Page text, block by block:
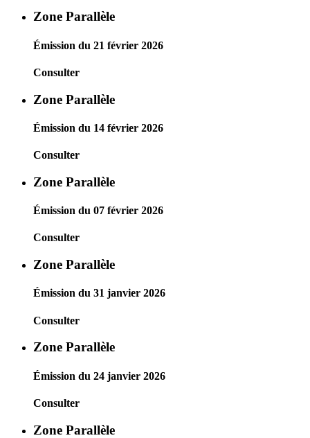
Zone Parallèle
Émission du 21 février 2026
Consulter
Zone Parallèle
Émission du 14 février 2026
Consulter
Zone Parallèle
Émission du 07 février 2026
Consulter
Zone Parallèle
Émission du 31 janvier 2026
Consulter
Zone Parallèle
Émission du 24 janvier 2026
Consulter
Zone Parallèle